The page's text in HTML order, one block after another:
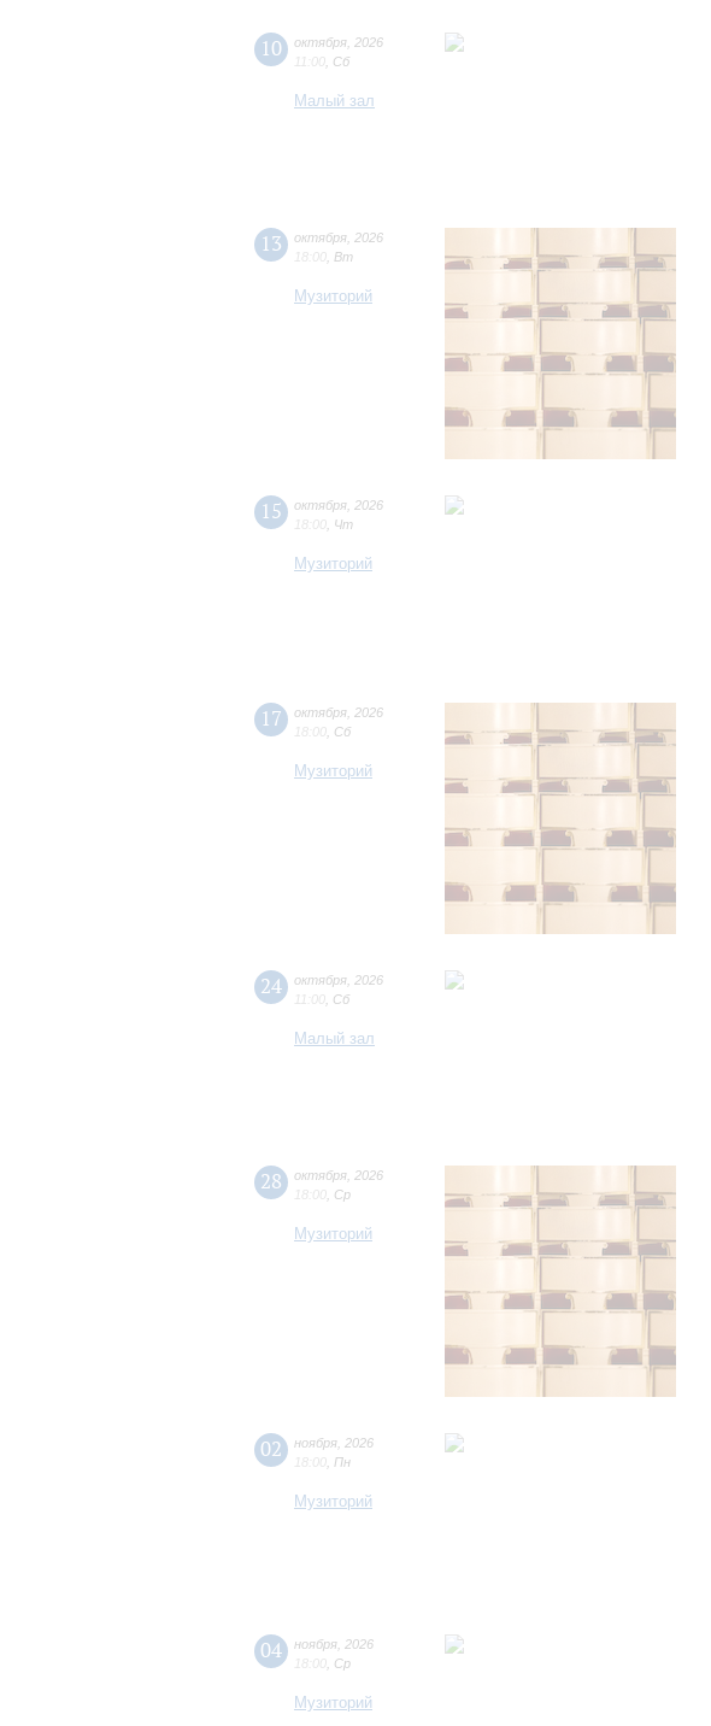
10 октября 2026
11:00 Сб
Малый зал
13 октября 2026
18:00 Вт
Музиторий
15 октября 2026
18:00 Чт
Музиторий
17 октября 2026
18:00 Сб
Музиторий
24 октября 2026
11:00 Сб
Малый зал
28 октября 2026
18:00 Ср
Музиторий
02 ноября 2026
18:00 Пн
Музиторий
04 ноября 2026
18:00 Ср
Музиторий